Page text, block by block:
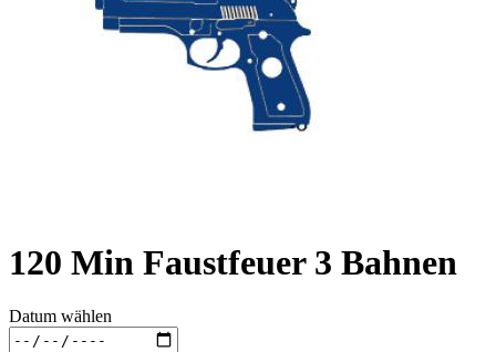
120 Min Faustfeuer 3 Bahnen
Datum wählen